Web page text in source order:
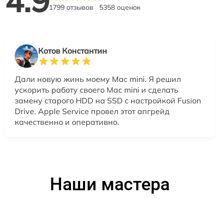
1799 отзывов 5358 оценок
Котов Константин
Дали новую жинь моему Mac mini. Я решил
ускорить работу своего Mac mini и сделать
замену старого HDD на SSD с настройкой Fusion
Drive. Apple Service провел этот апгрейд
качественно и оперативно.
Наши мастера